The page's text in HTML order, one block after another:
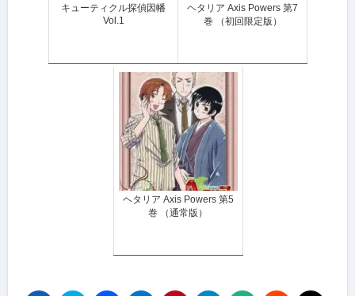
キューティクル探偵因幡
Vol.1
ヘタリア Axis Powers 第7
巻 （初回限定版）
ヘタリア Axis Powers 第5
巻 （通常版）